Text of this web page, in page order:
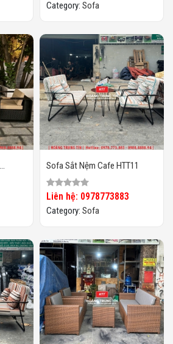
Category: Sofa
Sofa Sắt Nệm Cafe HTT11
Liên hệ: 0978773883
Category: Sofa